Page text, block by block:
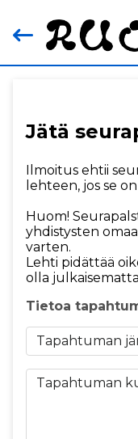
Jätä
Ilmoitus ehtii
lehteen, jos se
Huom!
yhdistysten
varten.
Lehti pidättää
olla
Tietoa
Tapahtuman
Tapahtuman